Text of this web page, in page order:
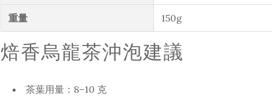
重量 150g
焙香烏龍茶沖泡建議
茶葉用量：8–10 克